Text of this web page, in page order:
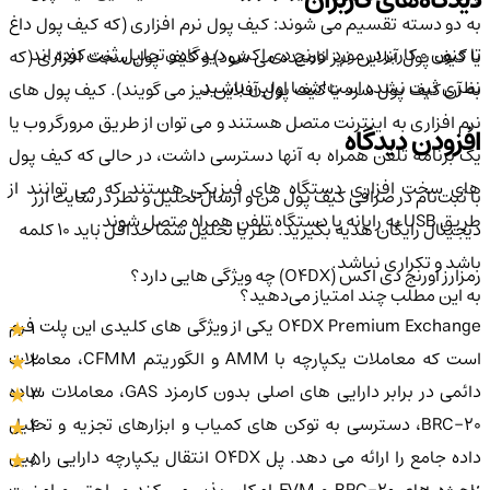
به دو دسته تقسیم می شوند: کیف پول نرم افزاری (که کیف پول داغ
یا کیف پول آنلاین نیز نامیده می شود) و کیف پول سخت افزاری (که
به آن کیف پول سرد یا کیف پول آفلاین نیز می گویند). کیف پول های
نرم افزاری به اینترنت متصل هستند و می توان از طریق مرورگر وب یا
یک برنامه تلفن همراه به آنها دسترسی داشت، در حالی که کیف پول
های سخت افزاری دستگاه های فیزیکی هستند که می توانند از
طریق USB به رایانه یا دستگاه تلفن همراه متصل شوند.
رمزارز اورنج دی اکس (O4DX) چه ویژگی هایی دارد؟
O4DX Premium Exchange یکی از ویژگی های کلیدی این پلت فرم
است که معاملات یکپارچه با AMM و الگوریتم CFMM، معاملات
دائمی در برابر دارایی های اصلی بدون کارمزد GAS، معاملات ساده
BRC-20، دسترسی به توکن های کمیاب و ابزارهای تجزیه و تحلیل
داده جامع را ارائه می دهد. پل O4DX انتقال یکپارچه دارایی را بین
تا کنون 0 کاربر در مورد اورنج دی اکسدیدگاه و تحلیل ثبت کرده اند
نظری ثبت نشده است!شما اولین باشید
افزودن دیدگاه
با ثبت‌نام در صرافی کیف پول من و ارسال تحلیل و نظر در سایت ارز
دیجیتال رایگان هدیه بگیرید. نظر یا تحلیل شما حداقل باید ۱۰ کلمه
باشد و تکراری نباشد.
به این مطلب چند امتیاز می‌دهید؟
1
2
3
4
5